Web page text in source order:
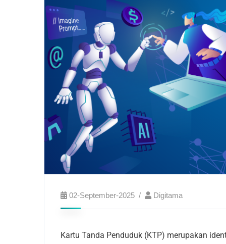
02-September-2025 Digitama
Kartu Tanda Penduduk (KTP) merupakan